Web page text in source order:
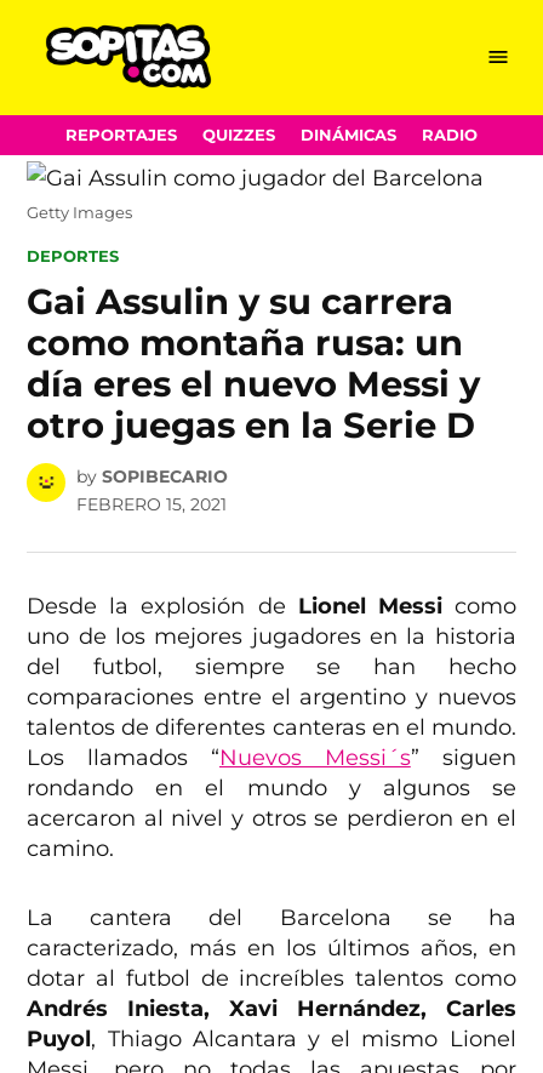
Skip
to
content
Menu
REPORTAJES QUIZZES DINÁMICAS RADIO
Getty Images
POSTED
DEPORTES
Gai Assulin y su carrera
como montaña rusa: un
día eres el nuevo Messi y
otro juegas en la Serie D
by SOPIBECARIO
FEBRERO 15, 2021
Desde la explosión de Lionel Messicomo
uno de los mejores jugadores en la historia
del futbol, siempre se han hecho
comparaciones entre el argentino y nuevos
talentos de diferentes canteras en el mundo.
Los llamados “Nuevos Messi´s” siguen
rondando en el mundo y algunos se
acercaron al nivel y otros se perdieron en el
camino.
La cantera del Barcelona se ha
caracterizado, más en los últimos años, en
dotar al futbol de increíbles talentos como
Andrés Iniesta, Xavi Hernández, Carles
Puyol, Thiago Alcantara y el mismo Lionel